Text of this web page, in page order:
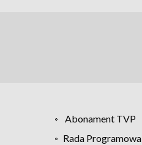
Abonament TVP
Rada Programowa